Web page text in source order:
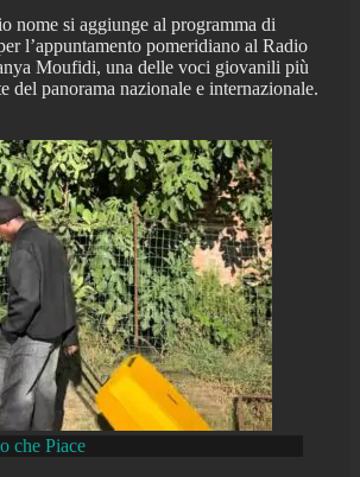
nome si aggiunge al programma di
l’appuntamento pomeridiano al Radio
Moufidi, una delle voci giovanili più
del panorama nazionale e internazionale.
che Piace